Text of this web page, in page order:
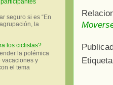
seguro si es “En
la
los ciclistas?
la polémica
vacaciones y
el tema